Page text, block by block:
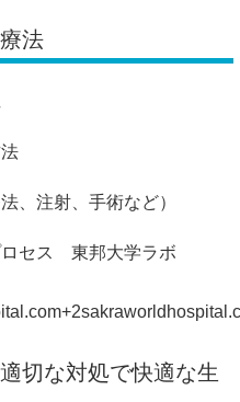
法
、注射、手術など）
セス
東邦大学ラボ
+2
切な対処で快適な生